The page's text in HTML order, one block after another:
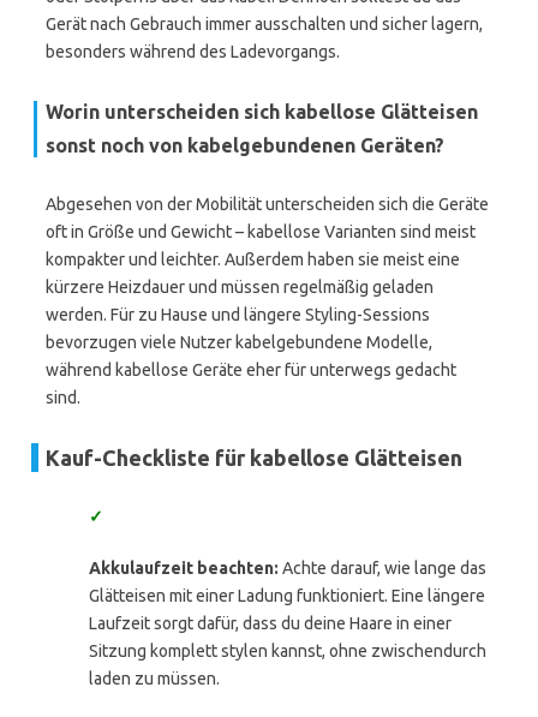
Gerät nach Gebrauch immer ausschalten und sicher lagern,
besonders während des Ladevorgangs.
Worin unterscheiden sich kabellose Glätteisen
sonst noch von kabelgebundenen Geräten?
Abgesehen von der Mobilität unterscheiden sich die Geräte
oft in Größe und Gewicht – kabellose Varianten sind meist
kompakter und leichter. Außerdem haben sie meist eine
kürzere Heizdauer und müssen regelmäßig geladen
werden. Für zu Hause und längere Styling-Sessions
bevorzugen viele Nutzer kabelgebundene Modelle,
während kabellose Geräte eher für unterwegs gedacht
sind.
Kauf-Checkliste für kabellose Glätteisen
✓
Akkulaufzeit beachten: Achte darauf, wie lange das
Glätteisen mit einer Ladung funktioniert. Eine längere
Laufzeit sorgt dafür, dass du deine Haare in einer
Sitzung komplett stylen kannst, ohne zwischendurch
laden zu müssen.